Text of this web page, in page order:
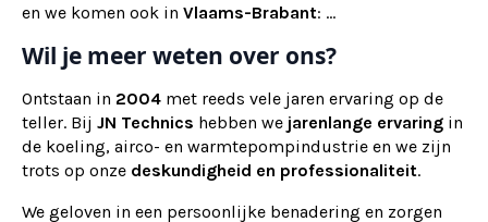
en we komen ook in Vlaams-Brabant: ...
Wil je meer weten over ons?
Ontstaan in 2004 met reeds vele jaren ervaring op de
teller. Bij JN Technics hebben we jarenlange ervaring in
de koeling, airco- en warmtepompindustrie en we zijn
trots op onze deskundigheid en professionaliteit.
We geloven in een persoonlijke benadering en zorgen